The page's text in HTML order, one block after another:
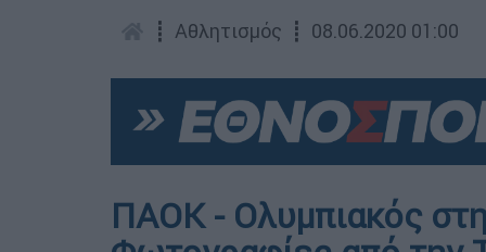
┋ Αθλητισμός ┋ 08.06.2020 01:00
ΠΑΟΚ - Ολυμπιακός